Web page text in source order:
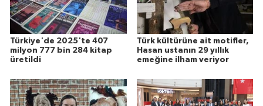
Türkiye'de 2025'te 407
milyon 777 bin 284 kitap
üretildi
Türk kültürüne ait motifler,
Hasan ustanın 29 yıllık
emeğine ilham veriyor